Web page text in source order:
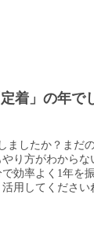
着」の年で
ましたか？まだ
り方がわから
効率よく1年を
用してください